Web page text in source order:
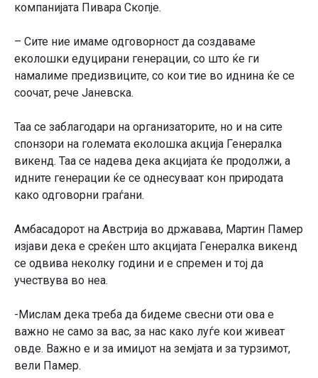
компанијата Пивара Скопје.
– Сите ние имаме одговорност да создаваме
еколошки едуцирани генерации, со што ќе ги
намалиме предизвиците, со кои тие во иднина ќе се
соочат, рече Јаневска.
Таа се заблагодари на организаторите, но и на сите
спонзори на големата еколошка акција Генералка
викенд. Таа се надева дека акцијата ќе продолжи, а
идните генерации ќе се однесуваат кон природата
како одговорни граѓани.
Амбасадорот на Австрија во државава, Мартин Памер
изјави дека е среќен што акцијата Генералка викенд
се одвива неколку години и е спремен и тој да
учествува во неа.
-Мислам дека треба да бидеме свесни оти ова е
важно не само за вас, за нас како луѓе кои живеат
овде. Важно е и за имиџот на земјата и за турзимот,
вели Памер.